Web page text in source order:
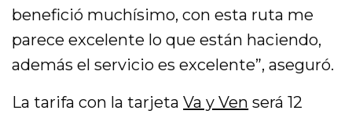
benefició muchísimo, con esta ruta me
parece excelente lo que están haciendo,
además el servicio es excelente”, aseguró.
La tarifa con la tarjetaVa y Ven será 12